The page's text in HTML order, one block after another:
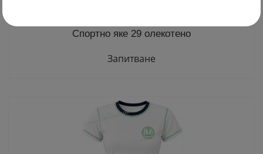
Спортно яке 29 олекотено
Запитване